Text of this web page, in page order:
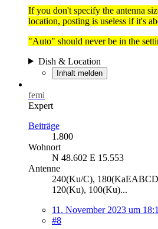
If you don't specify the antenna
location, posting is useless if it's
"Auto" should never be in the
Dish & Location
Inhalt melden
femi
Expert
Beiträge
1.800
Wohnort
N 48.602 E 15.553
Antenne
240(Ku/C),
120(Ku), 100(Ku)...
11. November 2023 um
#8